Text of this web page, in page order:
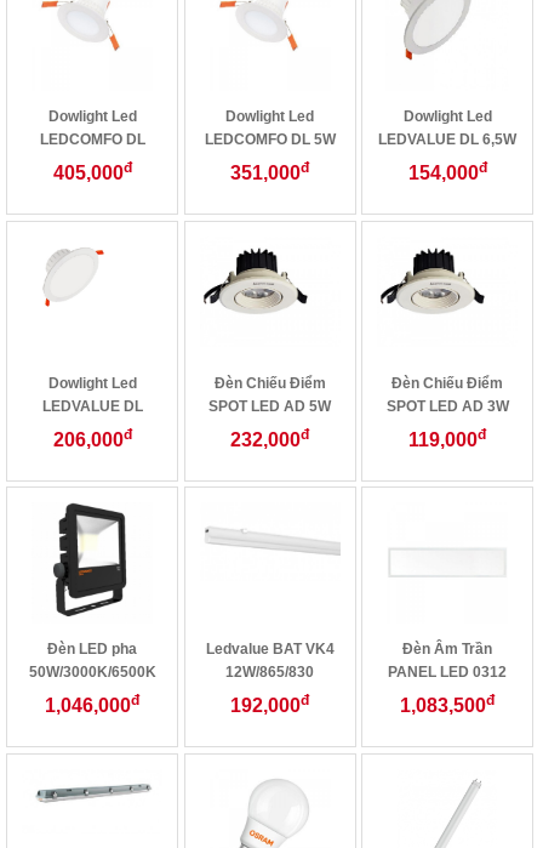
Dowlight Led
LEDCOMFO DL
6,5W
405,000đ
Dowlight Led
LEDCOMFO DL 5W
351,000đ
Dowlight Led
LEDVALUE DL 6,5W
154,000đ
Dowlight Led
LEDVALUE DL
10,5W
206,000đ
Đèn Chiếu Điểm
SPOT LED AD 5W
232,000đ
Đèn Chiếu Điểm
SPOT LED AD 3W
119,000đ
Đèn LED pha
50W/3000K/6500K
1,046,000đ
Ledvalue BAT VK4
12W/865/830
192,000đ
Đèn Âm Trần
PANEL LED 0312
32W 230V
1,083,500đ